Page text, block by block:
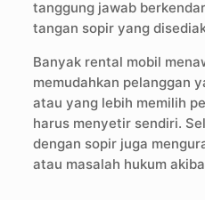
tanggung jawab
tangan sopir yang
Banyak rental mobil
memudahkan pelanggan
atau yang lebih memilih
harus menyetir sendiri.
dengan sopir juga
atau masalah hukum